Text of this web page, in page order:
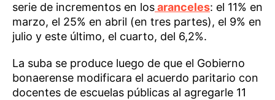
serie de incrementos en losaranceles: el 11% en
marzo, el 25% en abril (en tres partes), el 9% en
julio y este último, el cuarto, del 6,2%.
La suba se produce luego de que el Gobierno
bonaerense modificara el acuerdo paritario con
docentes de escuelas públicas al agregarle 11